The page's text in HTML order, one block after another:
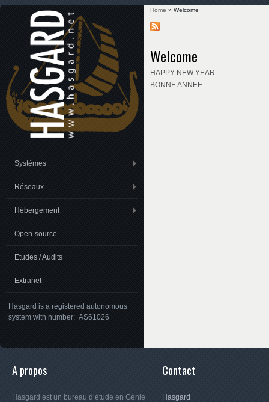
You are here
Home » Welcome
Welcome
HAPPY NEW YEAR
BONNE ANNEE
Systèmes
Réseaux
Hébergement
Open-source
Etudes / Audits
Extranet
Hasgard is a registered autonomous
system with number: AS61026
A propos
Hasgard est un bureau d’étude en Génie
Contact
Hasgard